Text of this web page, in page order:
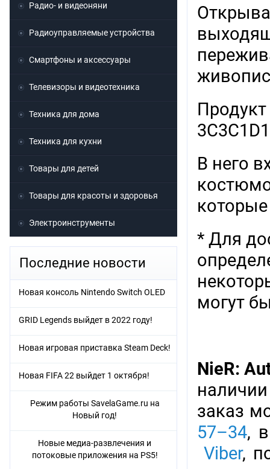
В него
* Для
могут
NieR:
заказ
57–34,
Viber,
Радио- и видеоняни
Радиоуправляемые устройства
Смартфоны и аксессуары
Телевизоры и видеотехника
Техника для дома
Техника для кухни
Товары для детей
Товары для красоты и здоровья
Электроинструменты
Последние новости
Новая консоль Nintendo Switch OLED
GRID Legends выйдет в 2022 году!
Новая игровая приставка Steam Deck!
Новая FIFA 22 выйдет 1 октября!
Режим работы SavelaGame.ru на
Новый год!
Новые медиа-развлечения и
потоковые приложения на PS5!